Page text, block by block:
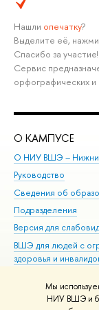
Мы
НИУ ВШЭ и
Нашли опечатку?
Выделите её,
Спасибо за участие!
Сервис
орфографических и
О КАМПУСЕ
О НИУ ВШЭ –
Руководство
Сведения об
Подразделения
Версия для
ВШЭ для людей с
здоровья и